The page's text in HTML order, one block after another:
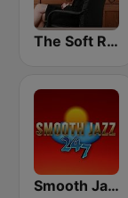
The Soft Rock Channel
Smooth Jazz 247